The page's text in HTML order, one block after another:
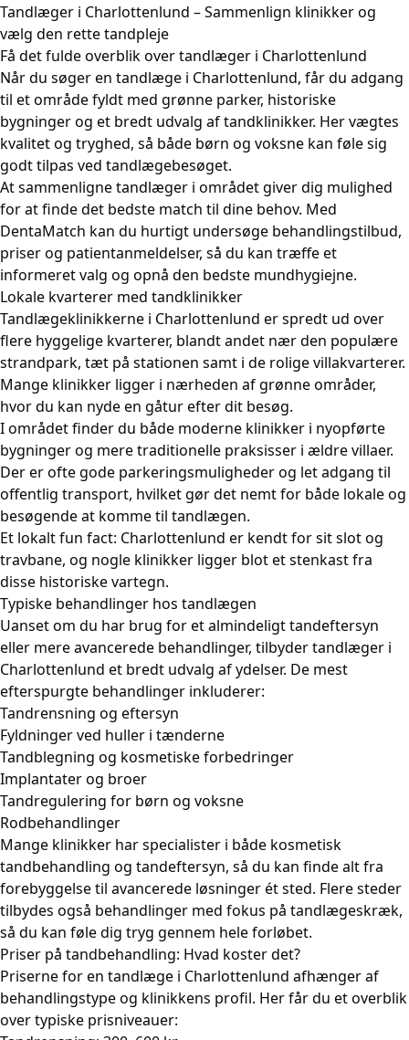
Tandlæger i Charlottenlund – Sammenlign klinikker og
vælg den rette tandpleje
Få det fulde overblik over tandlæger i Charlottenlund
Når du søger en tandlæge i Charlottenlund, får du adgang
til et område fyldt med grønne parker, historiske
bygninger og et bredt udvalg af tandklinikker. Her vægtes
kvalitet og tryghed, så både børn og voksne kan føle sig
godt tilpas ved tandlægebesøget.
At sammenligne tandlæger i området giver dig mulighed
for at finde det bedste match til dine behov. Med
DentaMatch kan du hurtigt undersøge behandlingstilbud,
priser og patientanmeldelser, så du kan træffe et
informeret valg og opnå den bedste mundhygiejne.
Lokale kvarterer med tandklinikker
Tandlægeklinikkerne i Charlottenlund er spredt ud over
flere hyggelige kvarterer, blandt andet nær den populære
strandpark, tæt på stationen samt i de rolige villakvarterer.
Mange klinikker ligger i nærheden af grønne områder,
hvor du kan nyde en gåtur efter dit besøg.
I området finder du både moderne klinikker i nyopførte
bygninger og mere traditionelle praksisser i ældre villaer.
Der er ofte gode parkeringsmuligheder og let adgang til
offentlig transport, hvilket gør det nemt for både lokale og
besøgende at komme til tandlægen.
Et lokalt fun fact: Charlottenlund er kendt for sit slot og
travbane, og nogle klinikker ligger blot et stenkast fra
disse historiske vartegn.
Typiske behandlinger hos tandlægen
Uanset om du har brug for et almindeligt tandeftersyn
eller mere avancerede behandlinger, tilbyder tandlæger i
Charlottenlund et bredt udvalg af ydelser. De mest
efterspurgte behandlinger inkluderer:
Tandrensning og eftersyn
Fyldninger ved huller i tænderne
Tandblegning og kosmetiske forbedringer
Implantater og broer
Tandregulering for børn og voksne
Rodbehandlinger
Mange klinikker har specialister i både kosmetisk
tandbehandling og tandeftersyn, så du kan finde alt fra
forebyggelse til avancerede løsninger ét sted. Flere steder
tilbydes også behandlinger med fokus på tandlægeskræk,
så du kan føle dig tryg gennem hele forløbet.
Priser på tandbehandling: Hvad koster det?
Priserne for en tandlæge i Charlottenlund afhænger af
behandlingstype og klinikkens profil. Her får du et overblik
over typiske prisniveauer: